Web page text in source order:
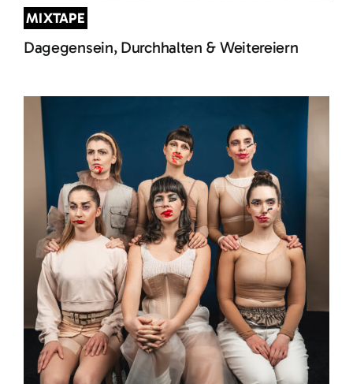
MIXTAPE
Dagegensein, Durchhalten & Weitereiern